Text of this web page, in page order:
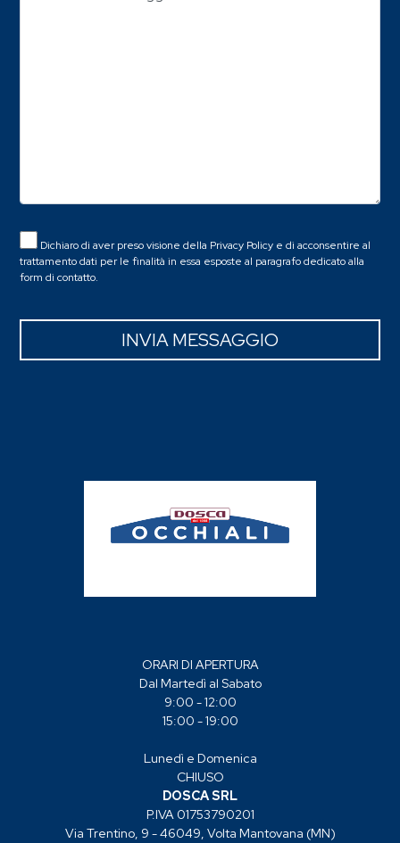
Dichiaro di aver preso visione della Privacy Policy e di acconsentire al
trattamento dati per le finalità in essa esposte al paragrafo dedicato alla
form di contatto.
INVIA MESSAGGIO
ORARI DI APERTURA
Dal Martedì al Sabato
9:00 - 12:00
15:00 - 19:00
Lunedì e Domenica
CHIUSO
DOSCA SRL
P.IVA 01753790201
Via Trentino, 9 - 46049, Volta Mantovana (MN)